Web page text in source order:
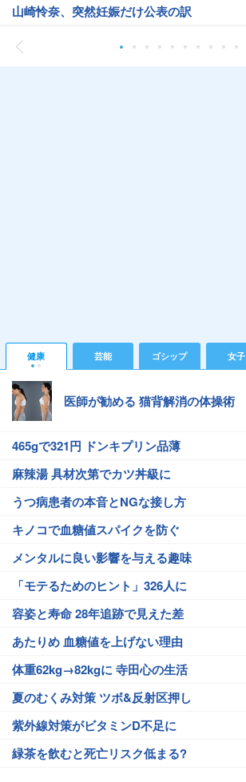
山崎怜奈、突然妊娠だけ公表の訳
健康 芸能 ゴシップ 女子
医師が勧める 猫背解消の体操術
465gで321円 ドンキプリン品薄
麻辣湯 具材次第でカツ丼級に
うつ病患者の本音とNGな接し方
キノコで血糖値スパイクを防ぐ
メンタルに良い影響を与える趣味
「モテるためのヒント」326人に
容姿と寿命 28年追跡で見えた差
あたりめ 血糖値を上げない理由
体重62kg→82kgに 寺田心の生活
夏のむくみ対策 ツボ&反射区押し
紫外線対策がビタミンD不足に
緑茶を飲むと死亡リスク低まる?